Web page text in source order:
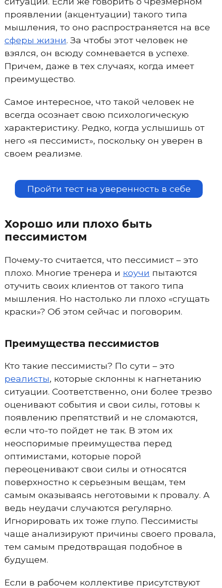
проявлении (акцентуации) такого типа
мышления, то оно распространяется на все
сферы жизни. За чтобы этот человек не
взялся, он всюду сомневается в успехе.
Причем, даже в тех случаях, когда имеет
преимущество.
Самое интересное, что такой человек не
всегда осознает свою психологическую
характеристику. Редко, когда услышишь от
него «я пессимист», поскольку он уверен в
своем реализме.
Пройти тест на уверенность в себе
Хорошо или плохо быть
пессимистом
Почему-то считается, что пессимист – это
плохо. Многие тренера и коучи пытаются
отучить своих клиентов от такого типа
мышления. Но настолько ли плохо «сгущать
краски»? Об этом сейчас и поговорим.
Преимущества пессимистов
Кто такие пессимисты? По сути – это
реалисты, которые склонны к нагнетанию
ситуации. Соответственно, они более трезво
оценивают события и свои силы, готовы к
появлению препятствий и не сломаются,
если что-то пойдет не так. В этом их
неоспоримые преимущества перед
оптимистами, которые порой
переоценивают свои силы и относятся
поверхностно к серьезным вещам, тем
самым оказываясь неготовыми к провалу. А
ведь неудачи случаются регулярно.
Игнорировать их тоже глупо. Пессимисты
чаще анализируют причины своего провала,
тем самым предотвращая подобное в
будущем.
Если в рабочем коллективе присутствуют